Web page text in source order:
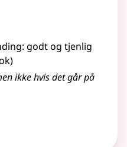
godt og tjenlig
ikke hvis det går på